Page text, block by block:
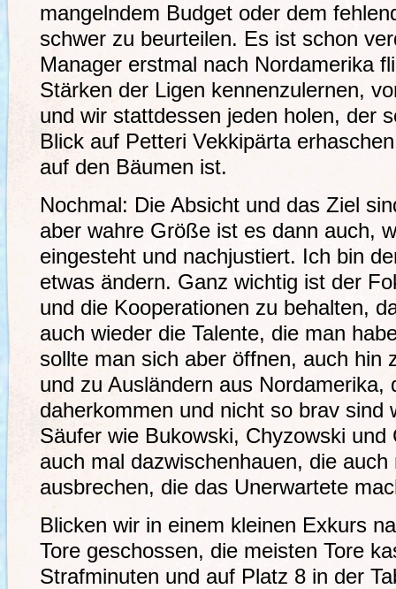
mangelndem Budget oder dem
schwer zu beurteilen. Es ist schon
Manager erstmal nach Nordamerika
Stärken der Ligen kennenzulernen,
und wir stattdessen jeden holen, der
Blick auf Petteri Vekkipärta
auf den Bäumen ist.
Nochmal: Die Absicht und das Ziel
aber wahre Größe ist es dann auch,
eingesteht und nachjustiert. Ich bin
etwas ändern. Ganz wichtig ist der
und die Kooperationen zu behalten,
auch wieder die Talente, die man
sollte man sich aber öffnen, auch hin
und zu Ausländern aus Nordamerika,
daherkommen und nicht so brav sind
Säufer wie Bukowski, Chyzowski und
auch mal dazwischenhauen, die
ausbrechen, die das Unerwartete
Blicken wir in einem kleinen Exkurs
Tore geschossen, die meisten Tore
Strafminuten und auf Platz 8 in der